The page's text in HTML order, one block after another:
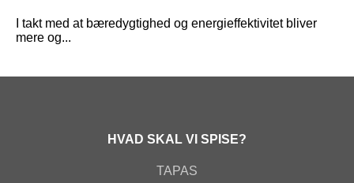
I takt med at bæredygtighed og energieffektivitet bliver
mere og...
HVAD SKAL VI SPISE?
TAPAS